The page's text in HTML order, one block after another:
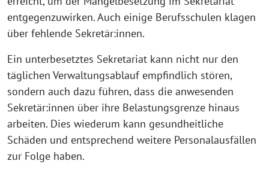
entgegenzuwirken. Auch einige Berufsschulen klagen
über fehlende Sekretär:innen.
Ein unterbesetztes Sekretariat kann nicht nur den
täglichen Verwaltungsablauf empfindlich stören,
sondern auch dazu führen, dass die anwesenden
Sekretär:innen über ihre Belastungsgrenze hinaus
arbeiten. Dies wiederum kann gesundheitliche
Schäden und entsprechend weitere Personalausfällen
zur Folge haben.